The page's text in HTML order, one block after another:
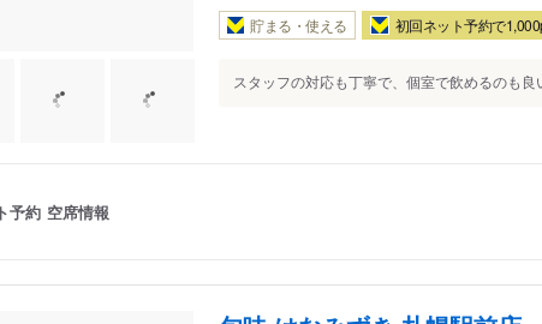
貯まる・使える 初回ネット予約で
スタッフの対応も丁寧で、個室で飲めるのも良
予約 空席情報